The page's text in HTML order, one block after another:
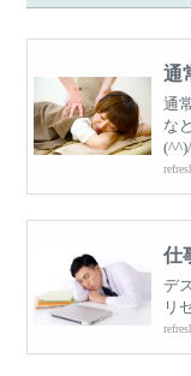
通
通
な
(^^)/
仕
デ
リ